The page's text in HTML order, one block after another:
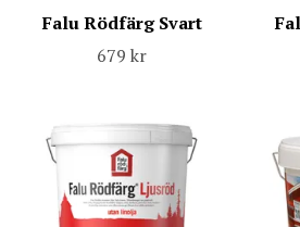
Falu Rödfärg Svart
679 kr